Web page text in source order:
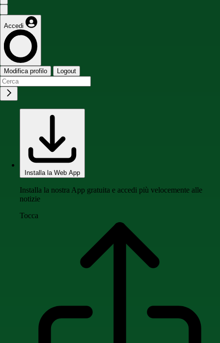
Accedi
Modifica profilo Logout
Installa la Web App
Installa la nostra App gratuita e accedi più velocemente alle
notizie
Tocca